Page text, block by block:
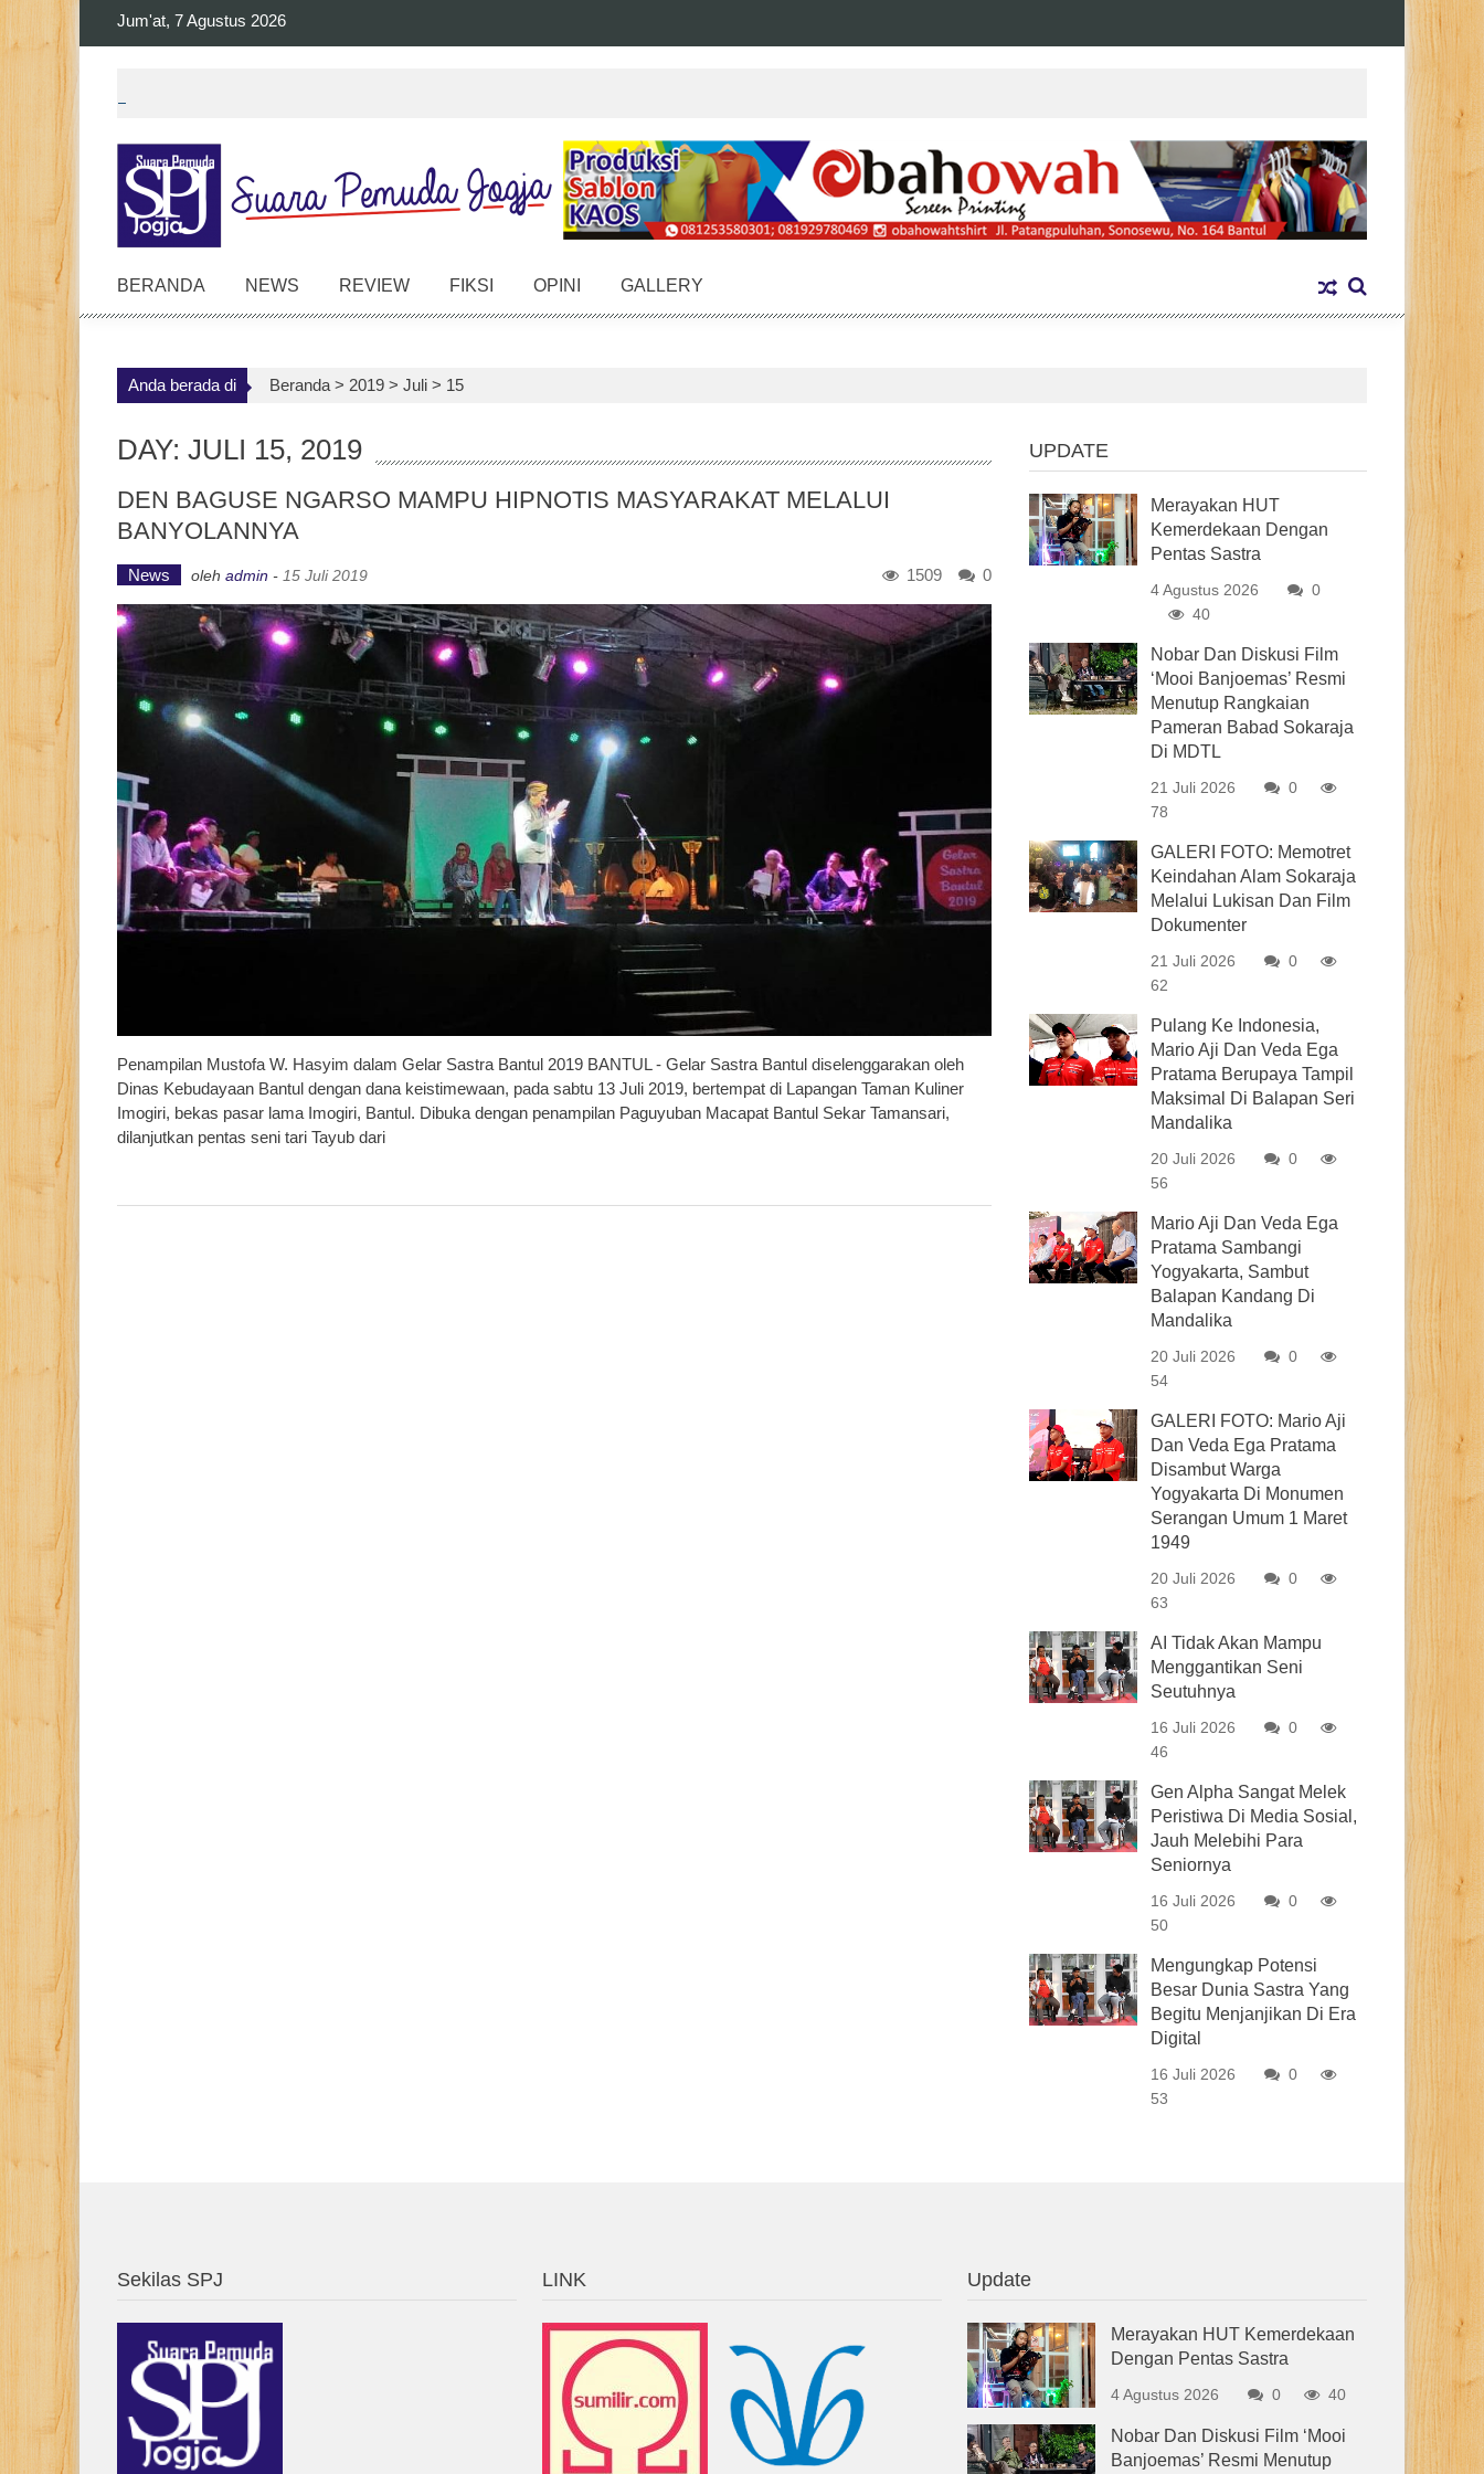
Jum'at, 7 Agustus 2026
BERANDA NEWS REVIEW FIKSI OPINI GALLERY
Anda berada di Beranda > 2019 > Juli > 15
DAY: JULI 15, 2019
DEN BAGUSE NGARSO MAMPU HIPNOTIS MASYARAKAT MELALUI
BANYOLANNYA
News oleh admin - 15 Juli 2019 0
1509
Penampilan Mustofa W. Hasyim dalam Gelar Sastra Bantul 2019 BANTUL - Gelar Sastra Bantul diselenggarakan oleh
Dinas Kebudayaan Bantul dengan dana keistimewaan, pada sabtu 13 Juli 2019, bertempat di Lapangan Taman Kuliner
Imogiri, bekas pasar lama Imogiri, Bantul. Dibuka dengan penampilan Paguyuban Macapat Bantul Sekar Tamansari,
dilanjutkan pentas seni tari Tayub dari
UPDATE
Merayakan HUT
Kemerdekaan Dengan
Pentas Sastra
4 Agustus 2026
0
40
Nobar Dan Diskusi Film
‘Mooi Banjoemas’ Resmi
Menutup Rangkaian
Pameran Babad Sokaraja
Di MDTL
21 Juli 2026
0
78
GALERI FOTO: Memotret
Keindahan Alam Sokaraja
Melalui Lukisan Dan Film
Dokumenter
21 Juli 2026
0
62
Pulang Ke Indonesia,
Mario Aji Dan Veda Ega
Pratama Berupaya Tampil
Maksimal Di Balapan Seri
Mandalika
20 Juli 2026
0
56
Mario Aji Dan Veda Ega
Pratama Sambangi
Yogyakarta, Sambut
Balapan Kandang Di
Mandalika
20 Juli 2026
0
54
GALERI FOTO: Mario Aji
Dan Veda Ega Pratama
Disambut Warga
Yogyakarta Di Monumen
Serangan Umum 1 Maret
1949
20 Juli 2026
0
63
AI Tidak Akan Mampu
Menggantikan Seni
Seutuhnya
16 Juli 2026
0
46
Gen Alpha Sangat Melek
Peristiwa Di Media Sosial,
Jauh Melebihi Para
Seniornya
16 Juli 2026
0
50
Mengungkap Potensi
Besar Dunia Sastra Yang
Begitu Menjanjikan Di Era
Digital
16 Juli 2026
0
53
Sekilas SPJ LINK Update
Merayakan HUT Kemerdekaan
Dengan Pentas Sastra
4 Agustus 2026 0 40
Nobar Dan Diskusi Film ‘Mooi
Banjoemas’ Resmi Menutup